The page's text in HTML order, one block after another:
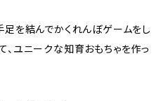
足を結んでかくれんぼゲームをし
、ユニークな知育おもちゃを作っ